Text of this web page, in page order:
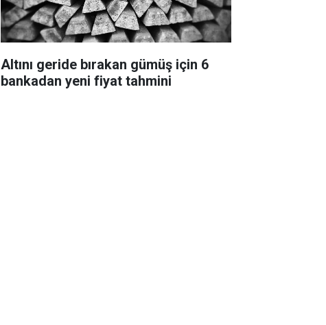
Altını geride bırakan gümüş için 6
bankadan yeni fiyat tahmini